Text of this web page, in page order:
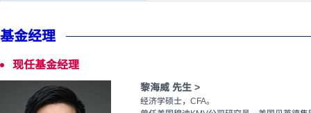
基金经理
现任基金经理
黎海威 先生 >
经济学硕士，CFA。